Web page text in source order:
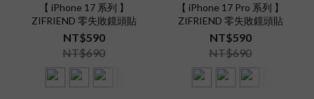
【 iPhone 17 系列 】
ZIFRIEND 零失敗鏡頭貼
NT$590
NT$690
【 iPhone 17 Pro 系列 】
ZIFRIEND 零失敗鏡頭貼
NT$590
NT$690